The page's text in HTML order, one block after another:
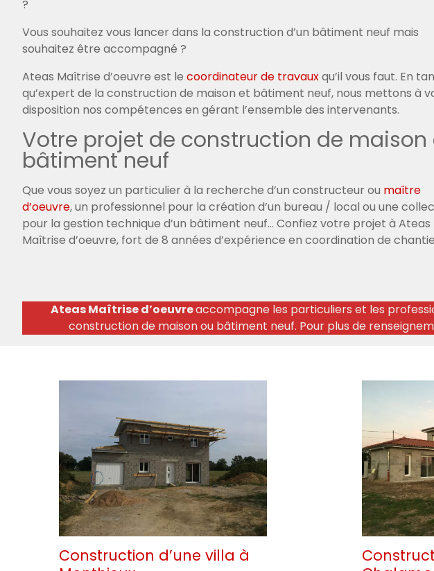
?
Vous souhaitez vous lancer dans la construction d’un bâtiment neuf mais
souhaitez être accompagné ?
Ateas Maîtrise d’oeuvre est le coordinateur de travauxqu’il vous faut. En
qu’expert de la construction de maison et bâtiment neuf, nous mettons à
disposition nos compétences en gérant l’ensemble des intervenants.
Votre projet de construction de maison
bâtiment neuf
Que vous soyez un particulier à la recherche d’un constructeur ou maître
d’oeuvre, un professionnel pour la création d’un bureau / local ou une
pour la gestion technique d’un bâtiment neuf… Confiez votre projet à Ateas
Maîtrise d’oeuvre, fort de 8 années d’expérience en coordination de
Ateas Maîtrise d’oeuvreaccompagne les particuliers et les
construction de maison ou bâtiment neuf. Pour plus de
Construction d’une villa à